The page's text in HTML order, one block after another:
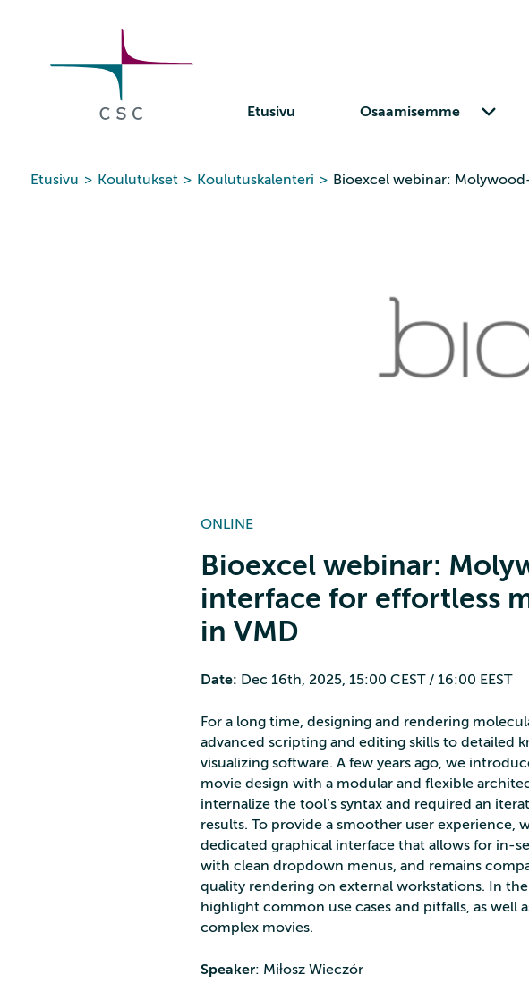
Etusivu Osaamisemme
Etusivu > Koulutukset > Koulutuskalenteri > Bioexcel webinar:
ONLINE
Bioexcel webinar:
interface for effortless
in VMD
Date: Dec 16th, 2025, 15:00 CEST / 16:00 EEST
For a long time, designing and rendering
advanced scripting and editing skills to detailed
visualizing software. A few years ago, we
movie design with a modular and flexible
internalize the tool’s syntax and required an
results. To provide a smoother user
dedicated graphical interface that allows for in-
with clean dropdown menus, and remains
quality rendering on external workstations. In
highlight common use cases and pitfalls, as
complex movies.
Speaker: Miłosz Wieczór